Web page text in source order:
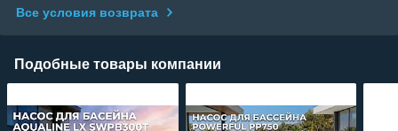
Все условия возврата
Подобные товары компании